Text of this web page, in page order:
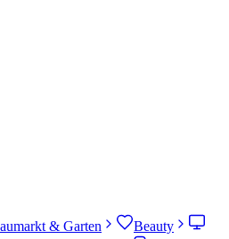
& Garten
Beauty